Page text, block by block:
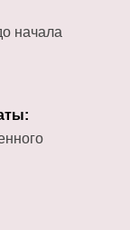
начала